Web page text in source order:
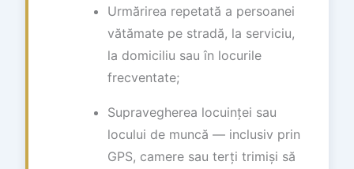
Urmărirea repetată a persoanei
vătămate pe stradă, la serviciu,
la domiciliu sau în locurile
frecventate;
Supravegherea locuinței sau
locului de muncă — inclusiv prin
GPS, camere sau terți trimiși să